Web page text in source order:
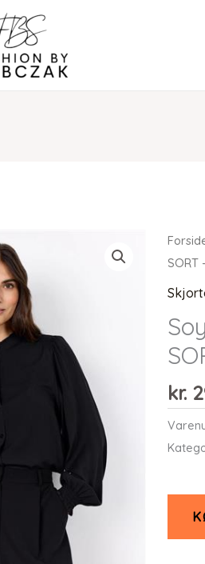
SORT
kr.